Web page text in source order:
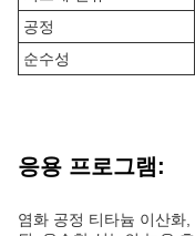
공정
순수성
응용 프로그램:
염화 공정 티타늄 이산화